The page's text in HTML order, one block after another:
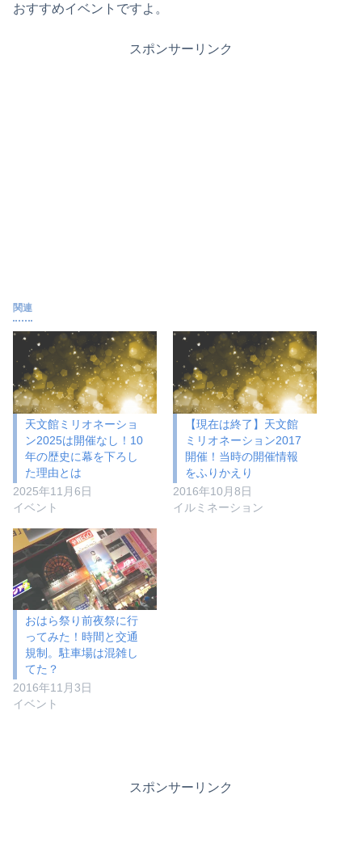
おすすめイベントですよ。
スポンサーリンク
関連
天文館ミリオネーショ
ン2025は開催なし！10
年の歴史に幕を下ろし
た理由とは
2025年11月6日
イベント
【現在は終了】天文館
ミリオネーション2017
開催！当時の開催情報
をふりかえり
2016年10月8日
イルミネーション
おはら祭り前夜祭に行
ってみた！時間と交通
規制。駐車場は混雑し
てた？
2016年11月3日
イベント
スポンサーリンク